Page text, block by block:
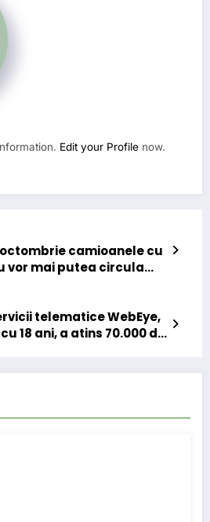
Edit your Profile now.
camioanele cu
vor mai putea circula
telematice WebEye,
18 ani, a atins 70.000 de